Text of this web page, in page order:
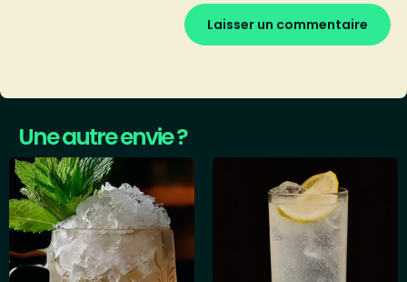
Une autre envie ?